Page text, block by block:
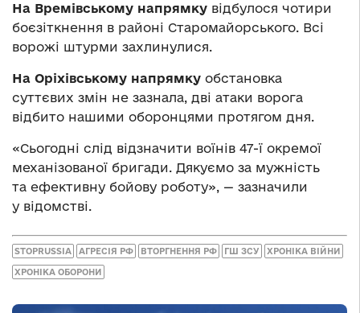
На Времівському напрямку відбулося чотири
боєзіткнення в районі Старомайорського. Всі
ворожі штурми захлинулися.
На Оріхівському напрямку обстановка
суттєвих змін не зазнала, дві атаки ворога
відбито нашими оборонцями протягом дня.
«Сьогодні слід відзначити воїнів 47-ї окремої
механізованої бригади. Дякуємо за мужність
та ефективну бойову роботу», — зазначили
у відомстві.
STOPRUSSIA АГРЕСІЯ РФ ВТОРГНЕННЯ РФ ГШ ЗСУ ХРОНІКА ВІЙНИ
ХРОНІКА ОБОРОНИ